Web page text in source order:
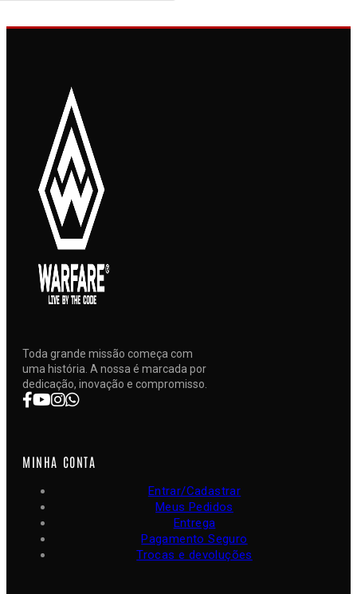
Toda grande missão começa com
uma história. A nossa é marcada por
dedicação, inovação e compromisso.
MINHA CONTA
Entrar/Cadastrar
Meus Pedidos
Entrega
Pagamento Seguro
Trocas e devoluções